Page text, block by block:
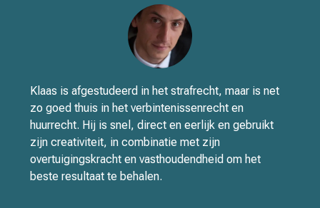
Klaas is afgestudeerd in het strafrecht, maar is net
zo goed thuis in het verbintenissenrecht en
huurrecht. Hij is snel, direct en eerlijk en gebruikt
zijn creativiteit, in combinatie met zijn
overtuigingskracht en vasthoudendheid om het
beste resultaat te behalen.